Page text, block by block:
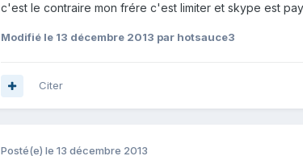
c'est le contraire mon frére c'est limiter et skype est
Modifié le 13 décembre 2013 par hotsauce3
Citer
Posté(e) le 13 décembre 2013